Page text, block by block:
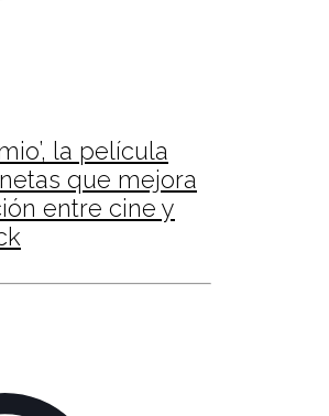
la película
que mejora
entre cine y